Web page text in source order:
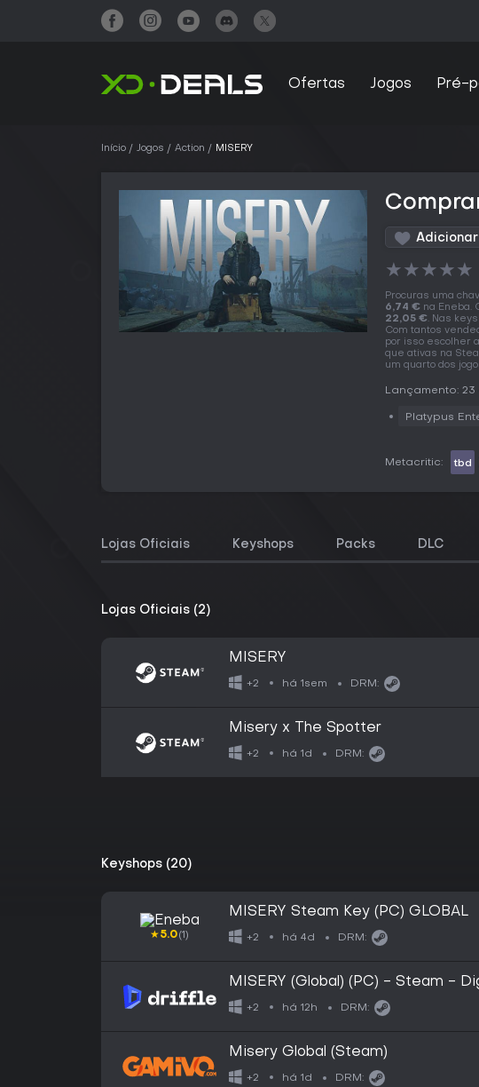
Ofertas Jogos Pré-
Início Jogos Action MISERY
★★★★★
Procuras uma
6,74 € na Eneba.
22,05 €. Nas
Com tantos
por isso escolher
que ativas na
um quarto dos
Lançamento: 23
Platypus
Metacritic: tbd
Lojas Oficiais Keyshops Packs DLC
Lojas Oficiais (2)
MISERY
+2 há 1sem DRM:
Misery x The Spotter
+2 há 1d DRM:
Keyshops (20)
★5.0(1)
MISERY Steam Key (PC) GLOBAL
+2 há 4d DRM:
MISERY (Global) (PC) - Steam -
+2 há 12h DRM:
Misery Global (Steam)
+2 há 1d DRM: